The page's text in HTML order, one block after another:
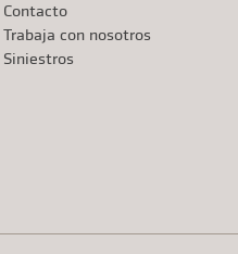
Contacto
Trabaja con nosotros
Siniestros